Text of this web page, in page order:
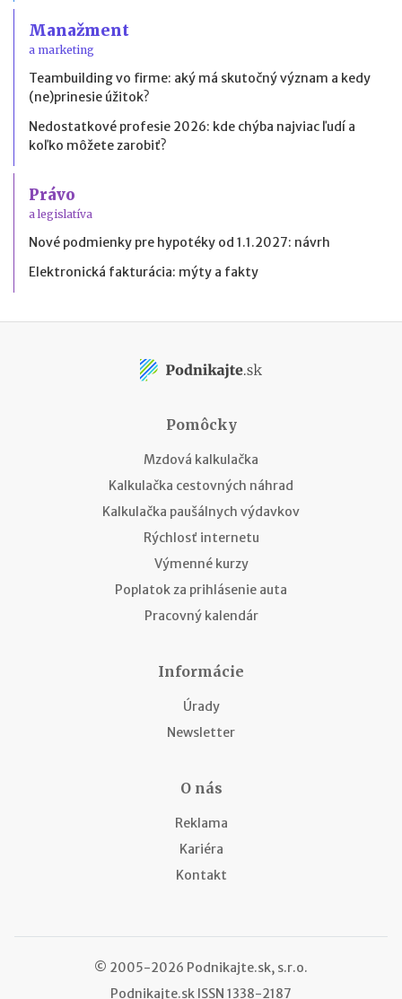
Manažment
a marketing
Teambuilding vo firme: aký má skutočný význam a kedy
(ne)prinesie úžitok?
Nedostatkové profesie 2026: kde chýba najviac ľudí a
koľko môžete zarobiť?
Právo
a legislatíva
Nové podmienky pre hypotéky od 1.1.2027: návrh
Elektronická fakturácia: mýty a fakty
Pomôcky
Mzdová kalkulačka
Kalkulačka cestovných náhrad
Kalkulačka paušálnych výdavkov
Rýchlosť internetu
Výmenné kurzy
Poplatok za prihlásenie auta
Pracovný kalendár
Informácie
Úrady
Newsletter
O nás
Reklama
Kariéra
Kontakt
© 2005-2026 Podnikajte.sk, s.r.o.
Podnikajte.sk ISSN 1338-2187